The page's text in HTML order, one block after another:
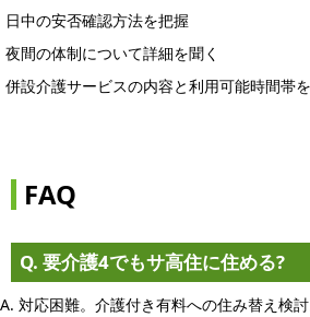
日中の安否確認方法を把握
夜間の体制について詳細を聞く
併設介護サービスの内容と利用可能時間帯
FAQ
Q. 要介護4でもサ高住に住める?
A. 対応困難。介護付き有料への住み替え検討